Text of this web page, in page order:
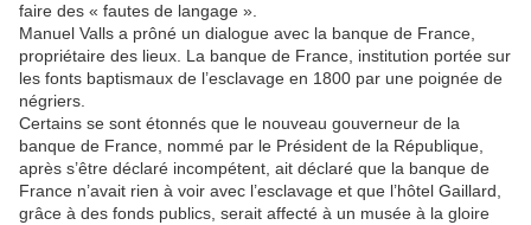
faire des « fautes de langage ».
Manuel Valls a prôné un dialogue avec la banque de France,
propriétaire des lieux. La banque de France, institution portée sur
les fonts baptismaux de l’esclavage en 1800 par une poignée de
négriers.
Certains se sont étonnés que le nouveau gouverneur de la
banque de France, nommé par le Président de la République,
après s’être déclaré incompétent, ait déclaré que la banque de
France n’avait rien à voir avec l’esclavage et que l’hôtel Gaillard,
grâce à des fonds publics, serait affecté à un musée à la gloire